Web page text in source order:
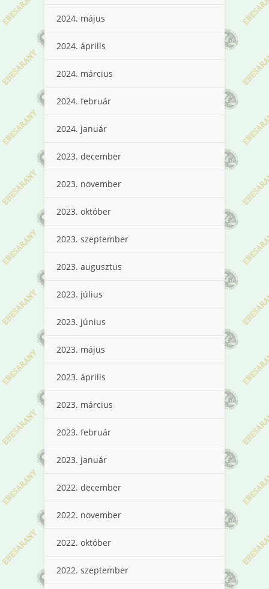
2024. május
2024. április
2024. március
2024. február
2024. január
2023. december
2023. november
2023. október
2023. szeptember
2023. augusztus
2023. július
2023. június
2023. május
2023. április
2023. március
2023. február
2023. január
2022. december
2022. november
2022. október
2022. szeptember